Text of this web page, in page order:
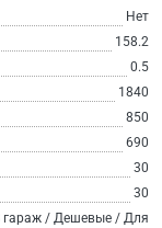
Нет
158.2
0.5
1840
850
690
30
30
гараж / Дешевые / Для